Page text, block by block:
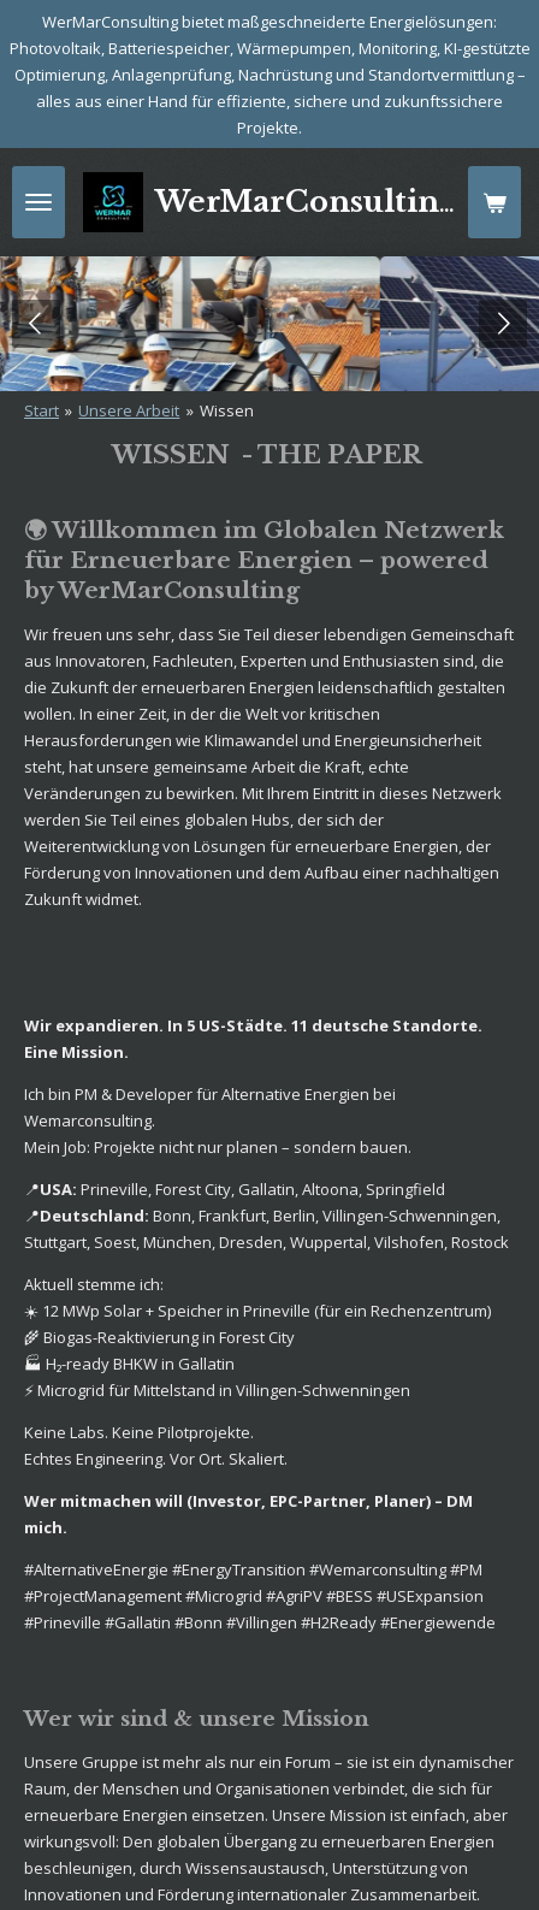
Zum
Hauptinhalt
springen
WerMarConsulting: Energie mit Zukunft
WerMarConsulting bietet maßgeschneiderte Energielösungen:
Photovoltaik, Batteriespeicher, Wärmepumpen, Monitoring, KI-gestützte
Optimierung, Anlagenprüfung, Nachrüstung und Standortvermittlung –
alles aus einer Hand für effiziente, sichere und zukunftssichere
Projekte.
Start » Unsere Arbeit » Wissen
WISSEN - THE PAPER
🌍 Willkommen im Globalen Netzwerk
für Erneuerbare Energien – powered
by WerMarConsulting
Wir freuen uns sehr, dass Sie Teil dieser lebendigen Gemeinschaft
aus Innovatoren, Fachleuten, Experten und Enthusiasten sind, die
die Zukunft der erneuerbaren Energien leidenschaftlich gestalten
wollen. In einer Zeit, in der die Welt vor kritischen
Herausforderungen wie Klimawandel und Energieunsicherheit
steht, hat unsere gemeinsame Arbeit die Kraft, echte
Veränderungen zu bewirken. Mit Ihrem Eintritt in dieses Netzwerk
werden Sie Teil eines globalen Hubs, der sich der
Weiterentwicklung von Lösungen für erneuerbare Energien, der
Förderung von Innovationen und dem Aufbau einer nachhaltigen
Zukunft widmet.
Wir expandieren. In 5 US-Städte. 11 deutsche Standorte.
Eine Mission.
Ich bin PM & Developer für Alternative Energien bei
Wemarconsulting.
Mein Job: Projekte nicht nur planen – sondern bauen.
📍USA: Prineville, Forest City, Gallatin, Altoona, Springfield
📍Deutschland: Bonn, Frankfurt, Berlin, Villingen-Schwenningen,
Stuttgart, Soest, München, Dresden, Wuppertal, Vilshofen, Rostock
Aktuell stemme ich:
☀️ 12 MWp Solar + Speicher in Prineville (für ein Rechenzentrum)
🌾 Biogas-Reaktivierung in Forest City
🏭 H₂-ready BHKW in Gallatin
⚡️ Microgrid für Mittelstand in Villingen-Schwenningen
Keine Labs. Keine Pilotprojekte.
Echtes Engineering. Vor Ort. Skaliert.
Wer mitmachen will (Investor, EPC-Partner, Planer) – DM
mich.
#AlternativeEnergie #EnergyTransition #Wemarconsulting #PM
#ProjectManagement #Microgrid #AgriPV #BESS #USExpansion
#Prineville #Gallatin #Bonn #Villingen #H2Ready #Energiewende
Wer wir sind & unsere Mission
Unsere Gruppe ist mehr als nur ein Forum – sie ist ein dynamischer
Raum, der Menschen und Organisationen verbindet, die sich für
erneuerbare Energien einsetzen. Unsere Mission ist einfach, aber
wirkungsvoll: Den globalen Übergang zu erneuerbaren Energien
beschleunigen, durch Wissensaustausch, Unterstützung von
Innovationen und Förderung internationaler Zusammenarbeit.